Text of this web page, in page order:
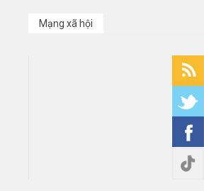
Mạng xã hội